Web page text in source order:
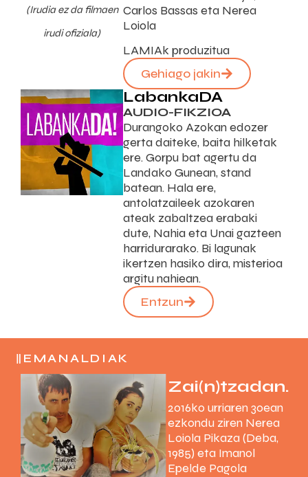
(Irudia ez da filmaen
irudi ofiziala)
Carlos Bassas eta Nerea
Loiola
LAMIAk produzitua
Gehiago jakin
LabankaDA
AUDIO-FIKZIOA
Durangoko Azokan edozer
gerta daiteke, baita hilketak
ere. Gorpu bat agertu da
Landako Gunean, stand
batean. Hala ere,
antolatzaileek azokaren
ateak zabaltzea erabaki
dute, Nahia eta Unai gazteen
harridurarako. Bi lagunak
ikertzen hasiko dira, misterioa
argitu nahiean.
Entzun
EMANALDIAK
Zai(n)tzadan.
2016ko urriaren 30ean
ezkondu ziren Nerea
Loiola Pikaza (Deba,
1985) eta Imanol
Epelde Pagola